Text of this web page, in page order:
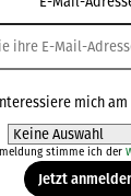
Ladyville
mit
mich
stimme ich der
Jetzt